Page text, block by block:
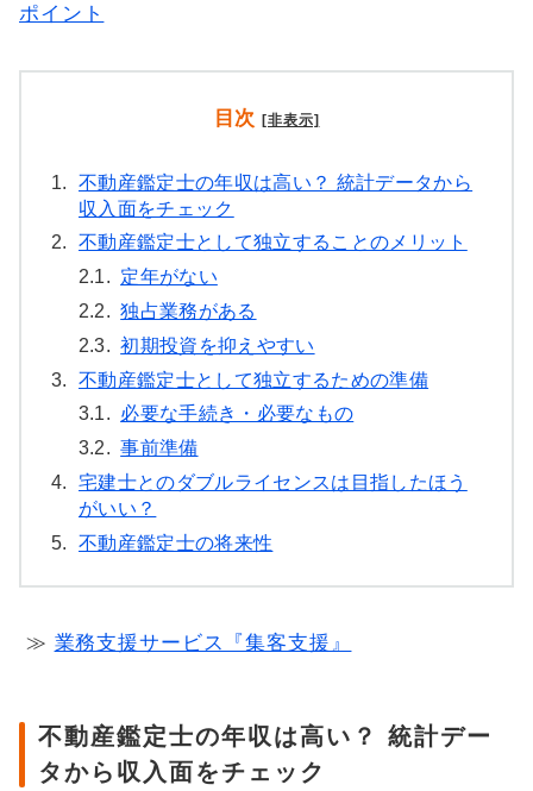
ポイント
目次 [非表示]
1.
不動産鑑定士の年収は高い？ 統計データから
収入面をチェック
2.
不動産鑑定士として独立することのメリット
2.1. 定年がない
2.2. 独占業務がある
2.3. 初期投資を抑えやすい
3.
不動産鑑定士として独立するための準備
3.1. 必要な手続き・必要なもの
3.2. 事前準備
4.
宅建士とのダブルライセンスは目指したほう
がいい？
5.
不動産鑑定士の将来性
≫ 業務支援サービス『集客支援』
不動産鑑定士の年収は高い？ 統計デー
タから収入面をチェック